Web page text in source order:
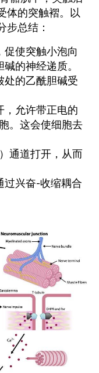
体的突触褶。以
步总结：
促使突触小泡向
的神经递质。
处的乙酰胆碱受
，允许带正电的
。这会使细胞去
通道打开，从而
过兴奋-收缩耦合